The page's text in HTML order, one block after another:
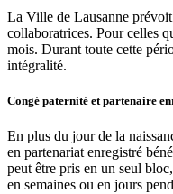
La Ville de Lausanne
collaboratrices. Pour celles
mois. Durant toute cette
intégralité.
Congé paternité et partenaire
En plus du jour de la
en partenariat enregistré
peut être pris en un seul
en semaines ou en jours